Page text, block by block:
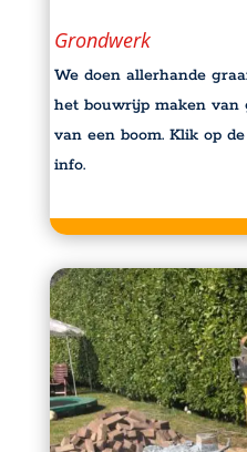
Grondwerk
We doen allerhande
het bouwrijp maken
van een boom. Klik op
info.